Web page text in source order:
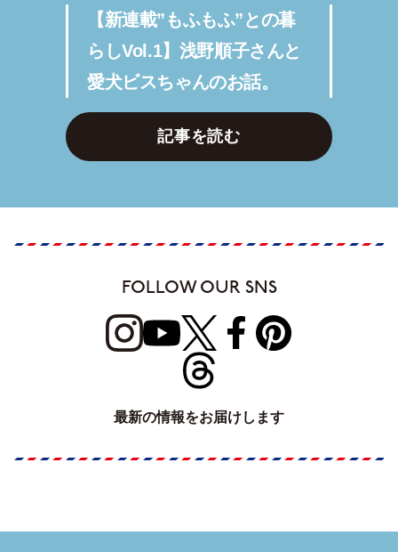
【新連載”もふもふ”との暮
らしVol.1】浅野順子さんと
愛犬ビスちゃんのお話。
記事を読む
FOLLOW OUR SNS
最新の情報をお届けします